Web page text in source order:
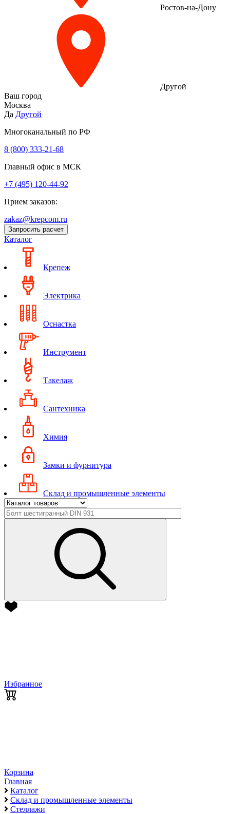
Ростов-на-Дону
Другой
Ваш город
Москва
Да Другой
Многоканальный по РФ
8 (800) 333‑21-68
Главный офис в МСК
+7 (495) 120-44-92
Прием заказов:
zakaz@krepcom.ru
Запросить расчет
Каталог
Крепеж
Электрика
Оснастка
Инструмент
Такелаж
Сантехника
Химия
Замки и фурнитура
Склад и промышленные элементы
Избранное
Корзина
Главная
Каталог
Склад и промышленные элементы
Стеллажи